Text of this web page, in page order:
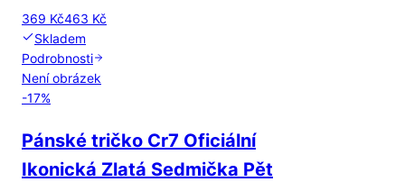
369 Kč463 Kč
Skladem
Podrobnosti
Není obrázek
-17%
Pánské tričko Cr7 Oficiální
Ikonická Zlatá Sedmička Pět